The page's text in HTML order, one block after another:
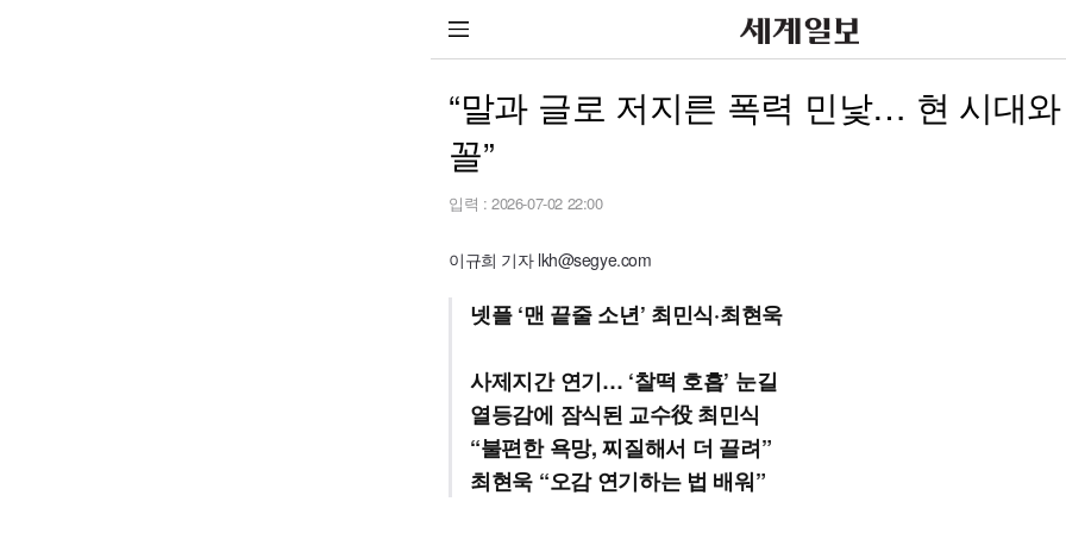
“말과 글로 저지른 폭력 민낯… 현 시대
꼴”
입력 : 2026-07-02 22:00
이규희 기자 lkh@segye.com
넷플 ‘맨 끝줄 소년’ 최민식·최현욱
사제지간 연기… ‘찰떡 호흡’ 눈길
열등감에 잠식된 교수役 최민식
“불편한 욕망, 찌질해서 더 끌려”
최현욱 “오감 연기하는 법 배워”